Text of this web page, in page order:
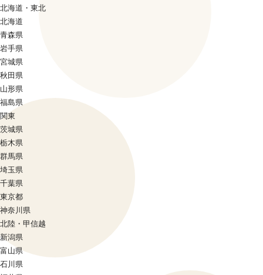
北海道・東北
北海道
青森県
岩手県
宮城県
秋田県
山形県
福島県
関東
茨城県
栃木県
群馬県
埼玉県
千葉県
東京都
神奈川県
北陸・甲信越
新潟県
富山県
石川県